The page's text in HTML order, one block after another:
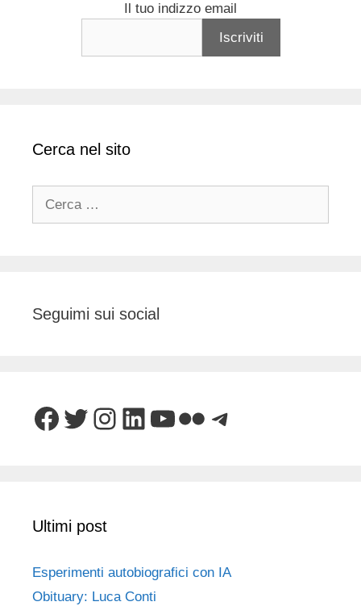
Il tuo indizzo email
Cerca nel sito
Seguimi sui social
Facebook
Twitter
Instagram
LinkedIn
YouTube
FlickrTelegram
Ultimi post
Esperimenti autobiografici con IA
Obituary: Luca Conti